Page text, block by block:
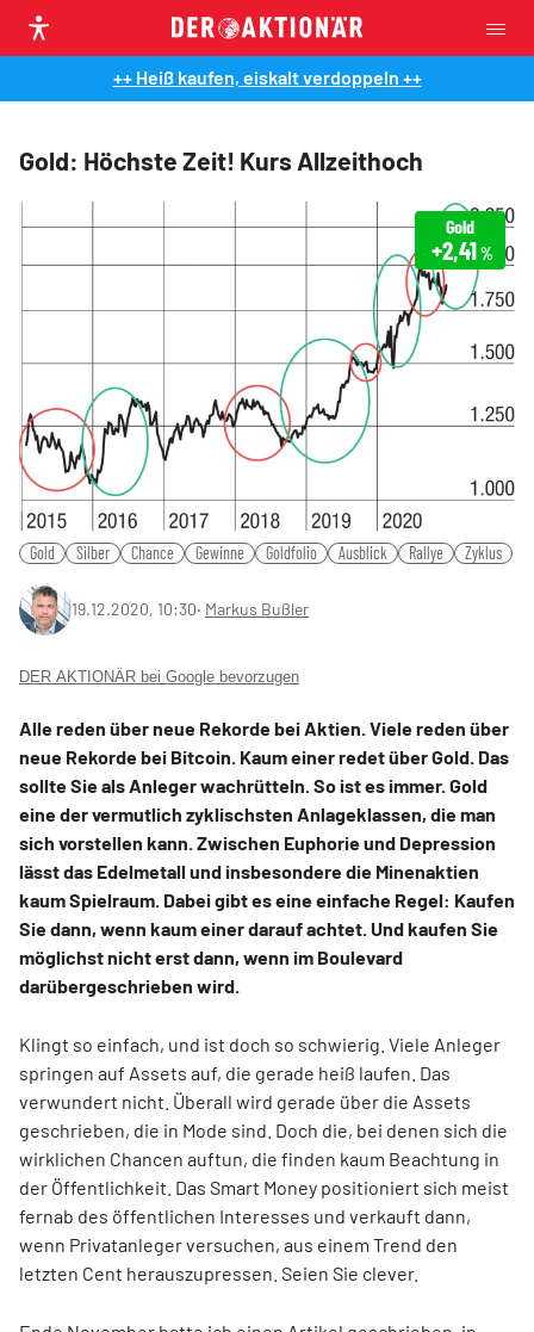
++ Heiß kaufen, eiskalt verdoppeln ++
Gold: Höchste Zeit! Kurs Allzeithoch
Gold
+2,41%
Gold Silber Chance Gewinne Goldfolio Ausblick Rallye Zyklus
19.12.2020, 10:30‧ Markus Bußler
DER AKTIONÄR bei Google bevorzugen
Alle reden über neue Rekorde bei Aktien. Viele reden über
neue Rekorde bei Bitcoin. Kaum einer redet über Gold. Das
sollte Sie als Anleger wachrütteln. So ist es immer. Gold
eine der vermutlich zyklischsten Anlageklassen, die man
sich vorstellen kann. Zwischen Euphorie und Depression
lässt das Edelmetall und insbesondere die Minenaktien
kaum Spielraum. Dabei gibt es eine einfache Regel: Kaufen
Sie dann, wenn kaum einer darauf achtet. Und kaufen Sie
möglichst nicht erst dann, wenn im Boulevard
darübergeschrieben wird.
Klingt so einfach, und ist doch so schwierig. Viele Anleger
springen auf Assets auf, die gerade heiß laufen. Das
verwundert nicht. Überall wird gerade über die Assets
geschrieben, die in Mode sind. Doch die, bei denen sich die
wirklichen Chancen auftun, die finden kaum Beachtung in
der Öffentlichkeit. Das Smart Money positioniert sich meist
fernab des öffentlichen Interesses und verkauft dann,
wenn Privatanleger versuchen, aus einem Trend den
letzten Cent herauszupressen. Seien Sie clever.